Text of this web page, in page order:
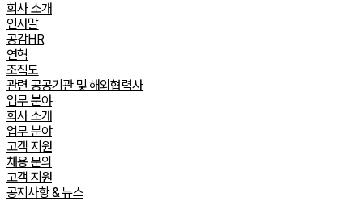
회사 소개
인사말
공감HR
연혁
조직도
관련 공공기관 및 해외협력사
업무 분야
회사 소개
업무 분야
고객 지원
채용 문의
고객 지원
공지사항 & 뉴스